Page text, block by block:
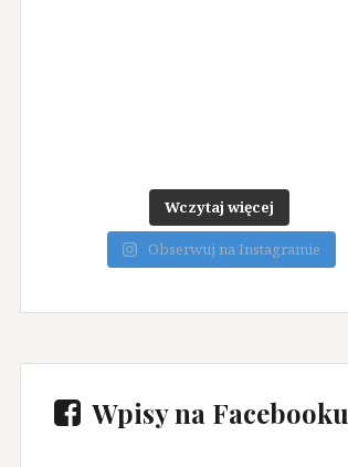
Wczytaj więcej
Obserwuj na Instagramie
Wpisy na Facebooku